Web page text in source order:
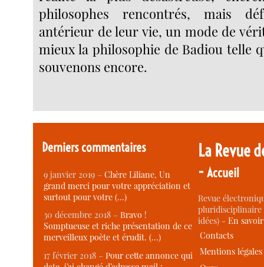
philosophes rencontrés, mais
antérieur de leur vie, un mode de
mieux la philosophie de Badiou telle
souvenons encore.
Derniers commentaires
9 janvier 2019 –Chère Liliane, Un
grand merci pour votre appréciation et
surtout pour votre (…)
30 décembre 2018 –Bravo !
Somptueuse et riche présentation de ce
merveilleux poète et érudit. (…)
17 février 2018 –Pour cette annonce qui
La Revue
-Accueil
Revue
idées) -En
Contacts
Mentions légales